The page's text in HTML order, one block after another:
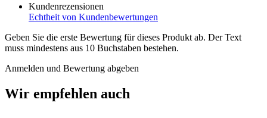
Kundenrezensionen
Echtheit von Kundenbewertungen
Geben Sie die erste Bewertung für dieses Produkt ab. Der Text
muss mindestens aus 10 Buchstaben bestehen.
Anmelden und Bewertung abgeben
Wir empfehlen auch